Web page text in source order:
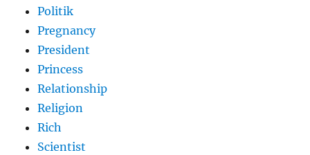
Politik
Pregnancy
President
Princess
Relationship
Religion
Rich
Scientist